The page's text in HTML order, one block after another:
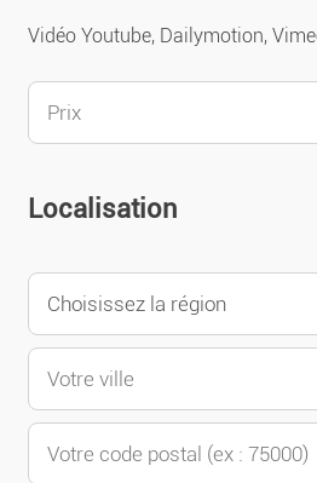
Vidéo Youtube, Dailymotion,
Localisation